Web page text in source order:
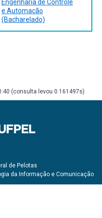
Engenharia de Controle
e Automação
(Bacharelado)
(consulta levou 0.161497s)
de Pelotas
da Informação e Comunicação